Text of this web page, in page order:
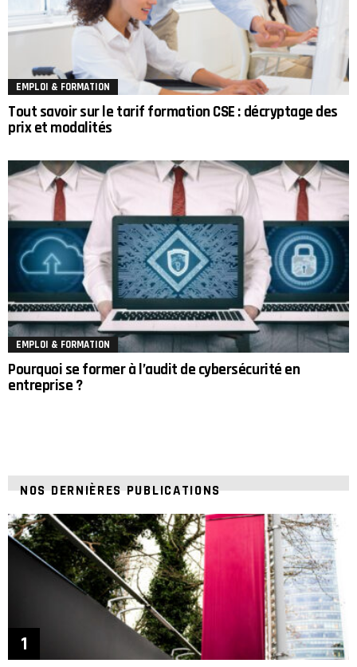
EMPLOI & FORMATION
Tout savoir sur le tarif formation CSE : décryptage des
prix et modalités
EMPLOI & FORMATION
Pourquoi se former à l’audit de cybersécurité en
entreprise ?
NOS DERNIÈRES PUBLICATIONS